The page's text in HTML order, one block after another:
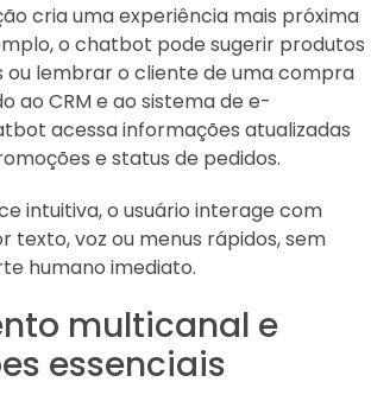
cria uma experiência mais próxima
o chatbot pode sugerir produtos
lembrar o cliente de uma compra
ao CRM e ao sistema de e-
acessa informações atualizadas
e status de pedidos.
intuitiva, o usuário interage com
texto, voz ou menus rápidos, sem
humano imediato.
multicanal e
essenciais